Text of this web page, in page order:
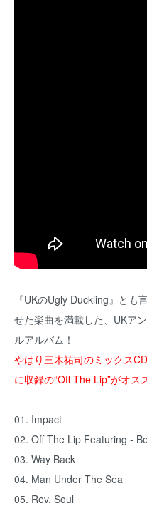
『UKのUgly Duckling』とも
せた楽曲を満載した、UKア
ルアルバム！
やはり三木祐司のミックス
に収録の“Off The Lip”がオス
01. Impact
02. Off The Lip Featuring -
03. Way Back
04. Man Under The Sea
05. Rev. Soul